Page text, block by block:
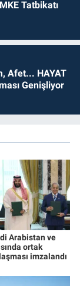
Tatbikatı
Afet... HAYAT
Genişliyor
Arabistan ve
ortak
imzalandı